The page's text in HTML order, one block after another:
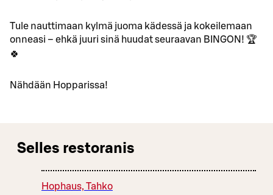
Tule nauttimaan kylmä juoma kädessä ja kokeilemaan
onneasi – ehkä juuri sinä huudat seuraavan BINGON! 🏆
🍀
Nähdään Hopparissa!
Selles restoranis
Hophaus, Tahko